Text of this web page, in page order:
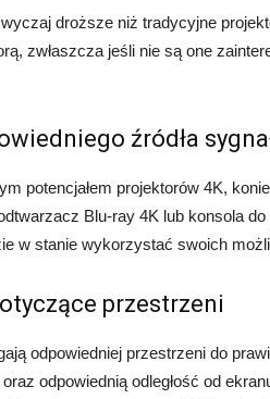
droższe niż tradycyjne
zwłaszcza jeśli nie są one
źródła
potencjałem projektorów 4K,
Blu-ray 4K lub konsola
w stanie wykorzystać swoich
przestrzeni
odpowiedniej przestrzeni do
odpowiednią odległość od